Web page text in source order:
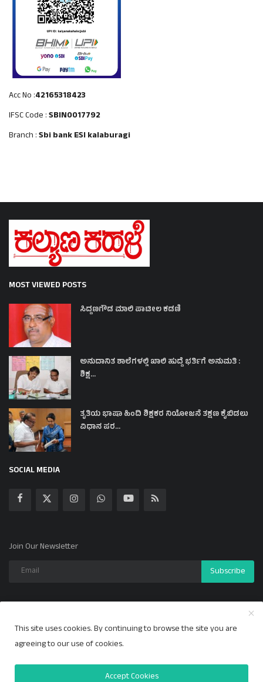
Acc No :42165318423
IFSC Code :SBIN0017792
Branch :Sbi bank ESI kalaburagi
MOST VIEWED POSTS
ಸಿದ್ದಣಗೌಡ ಮಾಲಿ ಪಾಟೀಲ ಕಡಣಿ
ಅನುದಾನಿತ ಶಾಲೆಗಳಲ್ಲಿ ಖಾಲಿ ಹುದ್ದೆ ಭರ್ತಿಗೆ ಅನುಮತಿ :
ಶಿಕ್ಷ...
ತೃತಿಯ ಭಾಷಾ ಹಿಂದಿ ಶಿಕ್ಷಕರ ನಿಯೋಜನೆ ತಕ್ಷಣ ಕೈಬಿಡಲು
ವಿಧಾನ ಪರ...
SOCIAL MEDIA
Join Our Newsletter
Subscribe
Copyright 2024 ಕಲ್ಯಾಣ ಕಹಳೆ - All Rights Reserved.
Privacy Policy
This site uses cookies. By continuing to browse the site you are
agreeing to our use of cookies.
Accept Cookies